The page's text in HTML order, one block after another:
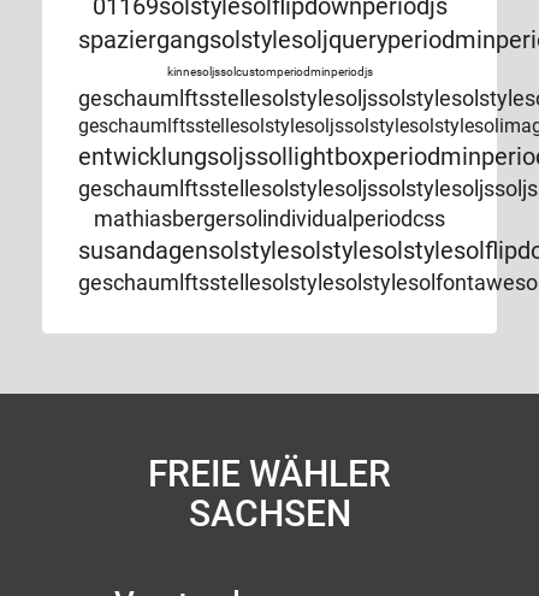
01169solstylesolflipdownperiodjs
kinnesoljssolcustomperiodminperiodjs
mathiasbergersolindividualperiodcss
FREIE WÄHLER
SACHSEN